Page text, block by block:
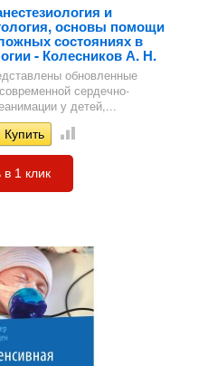
и
основы помощи
состояниях в
- Колесников А. Н.
обновленные
сердечно-
у детей,...
в 1 клик